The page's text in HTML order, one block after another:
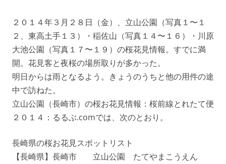
２０１４年３月２８日（金）、立山公園（写真１〜１
２、東高土手１３）・稲佐山（写真１４〜１６）・川原
大池公園（写真１７〜１９）の桜花見情報。すでに満
開。花見客と夜桜の場所取りが多かった。
明日からは雨となるよう。きょうのうちと他の用件の途
中で訪ねた。
立山公園（長崎市）の桜お花見情報：桜前線とれたて便
２０１４：るるぶ.comでは、次のとおり。
長崎県の桜お花見スポットリスト
【長崎県】長崎市 立山公園 たてやまこうえん